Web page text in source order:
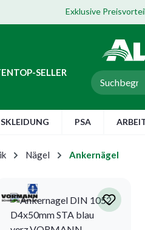
Exklusive
TOP-SELLER
PSA
Nägel Ankernägel